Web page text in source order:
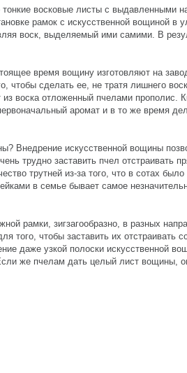
восковые листы с выдавленными
рамок с искусственной вощиной в
воск, выделяемый ими самими. В
время вощину изготовляют на
чтобы сделать ее, не тратя лишнего
воска отложенный пчелами прополис.
аромат и в то же время
Внедрение искусственной вощины
трудно заставить пчел отстраивать
трутней из-за того, что в сотах было
в семье бывает самое
рамки, зигзагообразно, в разных
того, чтобы заставить их
даже узкой полоски искусственной
же пчелам дать целый лист вощины,